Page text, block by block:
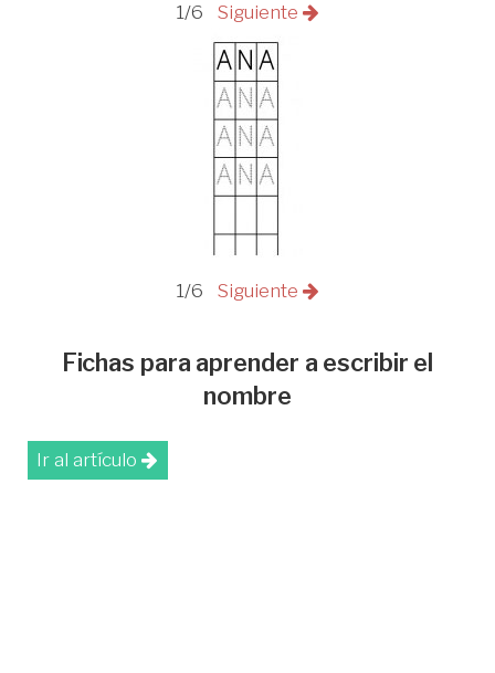
1/6 Siguiente
1/6 Siguiente
Fichas para aprender a escribir el
nombre
Ir al artículo